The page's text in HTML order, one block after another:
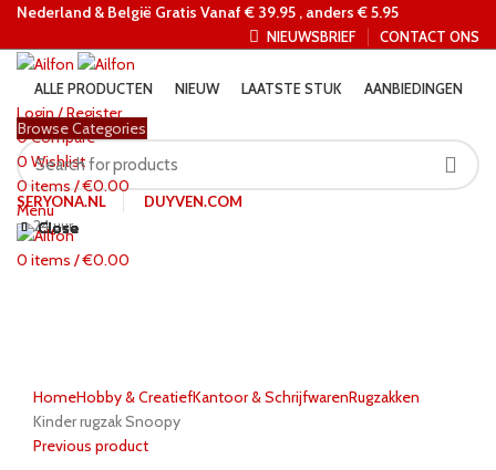
Nederland & België Gratis Vanaf € 39.95 , anders € 5.95
NIEUWSBRIEF CONTACT ONS
ALLE PRODUCTEN NIEUW LAATSTE STUK AANBIEDINGEN
Login / Register
0Compare
0 Wishlist
0items/€0.00
Menu
0 items /€0.00
Browse Categories
SERYONA.NL DUYVEN.COM
24 uur
HomeHobby & CreatiefKantoor & SchrijfwarenRugzakken
Kinder rugzak Snoopy
Previous product
Close
Close
Close
Close
Close
Close
Close
Close